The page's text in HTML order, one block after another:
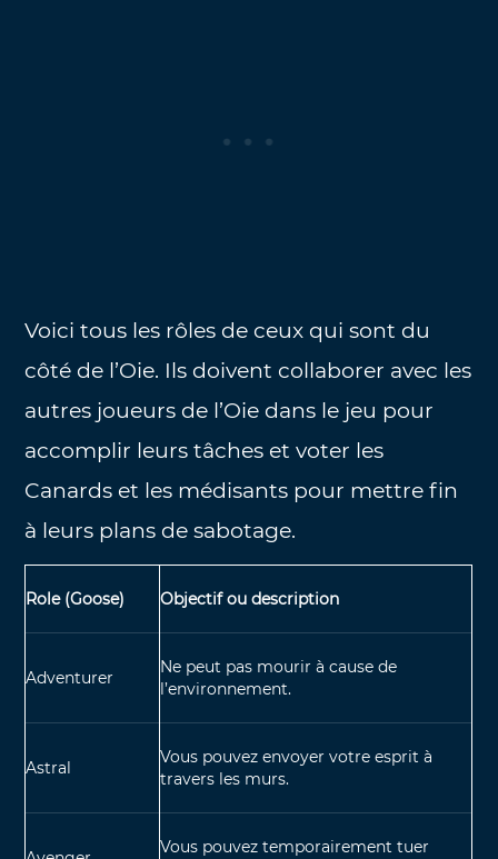
Voici tous les rôles de ceux qui sont du
côté de l’Oie. Ils doivent collaborer avec les
autres joueurs de l’Oie dans le jeu pour
accomplir leurs tâches et voter les
Canards et les médisants pour mettre fin
à leurs plans de sabotage.
Role (Goose) Objectif ou description
Adventurer
Ne peut pas mourir à cause de
l’environnement.
Astral
Vous pouvez envoyer votre esprit à
travers les murs.
Vous pouvez temporairement tuer